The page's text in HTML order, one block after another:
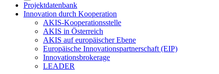
Projektdatenbank
Innovation durch Kooperation
AKIS-Kooperationsstelle
AKIS in Österreich
AKIS auf europäischer Ebene
Europäische Innovationspartnerschaft (EIP)
Innovationsbrokerage
LEADER